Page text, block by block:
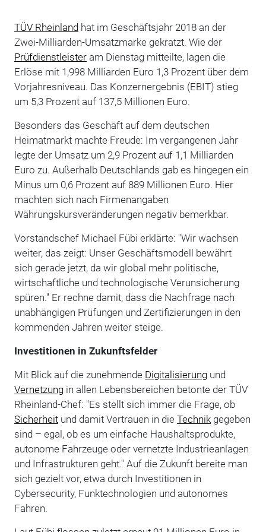
TÜV Rheinlandhat im Geschäftsjahr 2018 an der
Zwei-Milliarden-Umsatzmarke gekratzt. Wie der
Prüfdienstleisteram Dienstag mitteilte, lagen die
Erlöse mit 1,998 Milliarden Euro 1,3 Prozent über dem
Vorjahresniveau. Das Konzernergebnis (EBIT) stieg
um 5,3 Prozent auf 137,5 Millionen Euro.
Besonders das Geschäft auf dem deutschen
Heimatmarkt machte Freude: Im vergangenen Jahr
legte der Umsatz um 2,9 Prozent auf 1,1 Milliarden
Euro zu. Außerhalb Deutschlands gab es hingegen ein
Minus um 0,6 Prozent auf 889 Millionen Euro. Hier
machten sich nach Firmenangaben
Währungskursveränderungen negativ bemerkbar.
Vorstandschef Michael Fübi erklärte: "Wir wachsen
weiter, das zeigt: Unser Geschäftsmodell bewährt
sich gerade jetzt, da wir global mehr politische,
wirtschaftliche und technologische Verunsicherung
spüren." Er rechne damit, dass die Nachfrage nach
unabhängigen Prüfungen und Zertifizierungen in den
kommenden Jahren weiter steige.
Investitionen in Zukunftsfelder
Mit Blick auf die zunehmende Digitalisierungund
Vernetzungin allen Lebensbereichen betonte der TÜV
Rheinland-Chef: "Es stellt sich immer die Frage, ob
Sicherheitund damit Vertrauen in die Technikgegeben
sind – egal, ob es um einfache Haushaltsprodukte,
autonome Fahrzeuge oder vernetzte Industrieanlagen
und Infrastrukturen geht." Auf die Zukunft bereite man
sich gezielt vor, etwa durch Investitionen in
Cybersecurity, Funktechnologien und autonomes
Fahren.